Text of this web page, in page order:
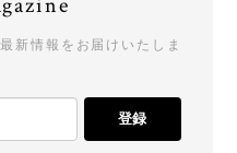
新情報をお届けいたしま
登録